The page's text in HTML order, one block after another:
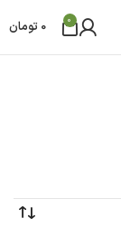
0
0 تومان